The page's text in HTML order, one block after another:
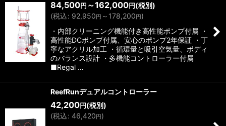
84,500円 ～162,000円 (税別)
(税込: 92,950円 ～178,200円)
・内部クリーニング機能付き高性能ポンプ付属 ・
高性能DCポンプ付属、安心のポンプ2年保証 ・丁
寧なアクリル加工 ・循環量と吸引空気量、ボディ
のバランス設計 ・多機能コントローラー付属
■Regal …
ReefRunデュアルコントローラー
42,200円 (税別)
(税込: 46,420円)